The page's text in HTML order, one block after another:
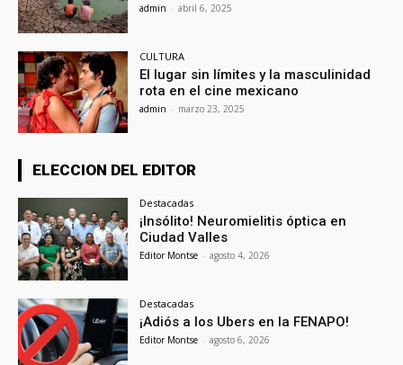
admin - abril 6, 2025
CULTURA
El lugar sin límites y la masculinidad
rota en el cine mexicano
admin - marzo 23, 2025
ELECCION DEL EDITOR
Destacadas
¡Insólito! Neuromielitis óptica en
Ciudad Valles
Editor Montse - agosto 4, 2026
Destacadas
¡Adiós a los Ubers en la FENAPO!
Editor Montse - agosto 6, 2026